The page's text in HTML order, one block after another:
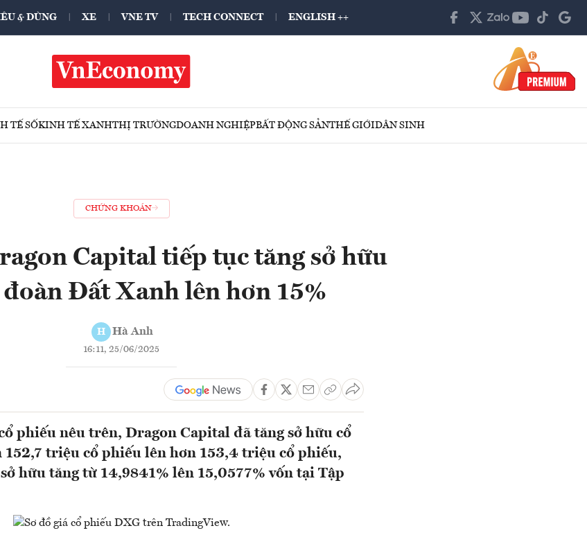
& DÙNG XE VNE TV TECH CONNECT ENGLISH ++
TẾ SỐKINH TẾ XANHTHỊ TRƯỜNGDOANH NGHIỆPBẤT ĐỘNG SẢNTHẾ GIỚIDÂN SINH
CHỨNG KHOÁN
Capital tiếp tục tăng sở hữu
Đất Xanh lên hơn 15%
H Hà Anh
16:11, 25/06/2025
phiếu nêu trên, Dragon Capital đã tăng sở hữu cổ
152,7 triệu cổ phiếu lên hơn 153,4 triệu cổ phiếu,
hữu tăng từ 14,9841% lên 15,0577% vốn tại Tập